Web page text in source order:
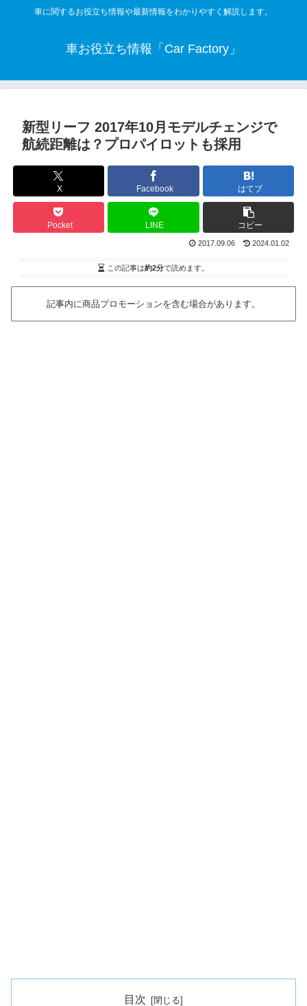
車に関するお役立ち情報や最新情報をわかりやすく解説します。
車お役立ち情報「Car Factory」
新型リーフ 2017年10月モデルチェンジで
航続距離は？プロパイロットも採用
X Facebook はてブ
Pocket LINE コピー
2017.09.06 2024.01.02
この記事は約2分で読めます。
記事内に商品プロモーションを含む場合があります。
目次